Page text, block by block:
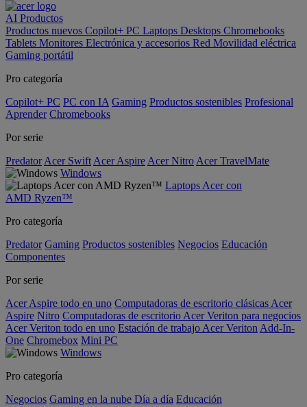
AI Productos
Productos nuevos Copilot+ PC Laptops Desktops Chromebooks
Tablets Monitores Electrónica y accesorios Red Movilidad eléctrica
Gaming portátil
Pro categoría
Copilot+ PC PC con IA Gaming Productos sostenibles Profesional
Aprender Chromebooks
Por serie
Predator Acer Swift Acer Aspire Acer Nitro Acer TravelMate
Windows
Laptops Acer con
AMD Ryzen™
Pro categoría
Predator Gaming Productos sostenibles Negocios Educación
Componentes
Por serie
Acer Aspire todo en uno Computadoras de escritorio clásicas Acer
Aspire Nitro Computadoras de escritorio Acer Veriton para negocios
Acer Veriton todo en uno Estación de trabajo Acer Veriton Add-In-
One Chromebox Mini PC
Windows
Pro categoría
Negocios Gaming en la nube Día a día Educación